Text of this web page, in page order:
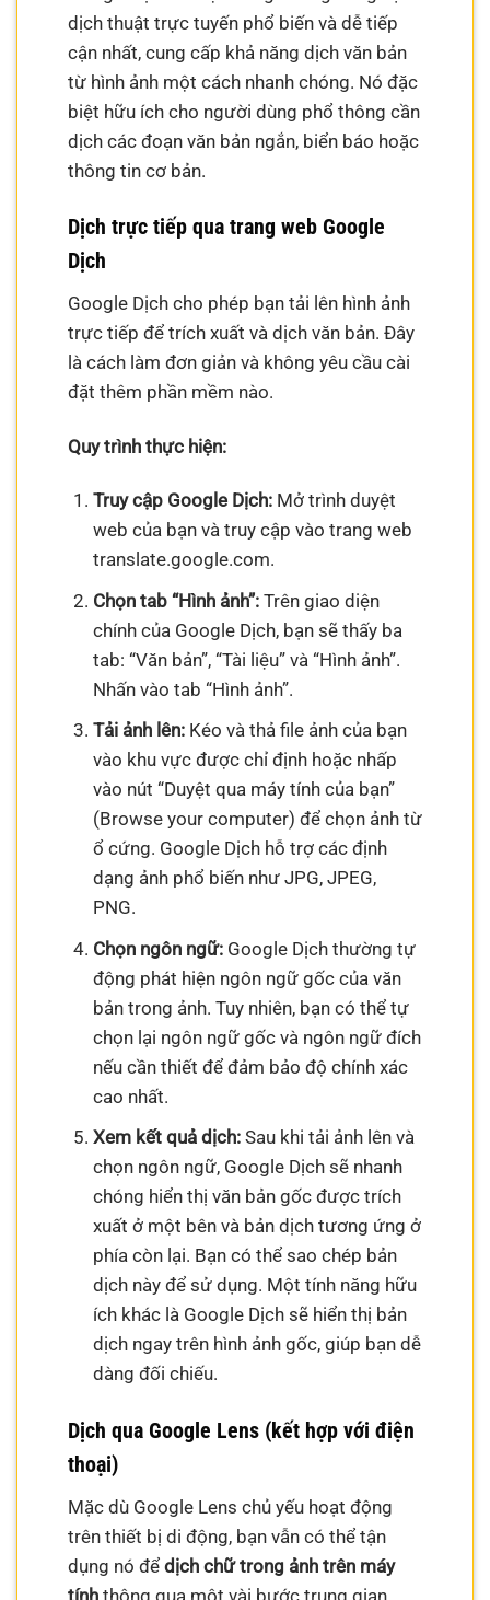
dịch thuật trực tuyến phổ biến và dễ tiếp
cận nhất, cung cấp khả năng dịch văn bản
từ hình ảnh một cách nhanh chóng. Nó đặc
biệt hữu ích cho người dùng phổ thông cần
dịch các đoạn văn bản ngắn, biển báo hoặc
thông tin cơ bản.
Dịch trực tiếp qua trang web Google
Dịch
Google Dịch cho phép bạn tải lên hình ảnh
trực tiếp để trích xuất và dịch văn bản. Đây
là cách làm đơn giản và không yêu cầu cài
đặt thêm phần mềm nào.
Quy trình thực hiện:
Truy cập Google Dịch:Mở trình duyệt
web của bạn và truy cập vào trang web
translate.google.com.
Chọn tab “Hình ảnh”:Trên giao diện
chính của Google Dịch, bạn sẽ thấy ba
tab: “Văn bản”, “Tài liệu” và “Hình ảnh”.
Nhấn vào tab “Hình ảnh”.
Tải ảnh lên:Kéo và thả file ảnh của bạn
vào khu vực được chỉ định hoặc nhấp
vào nút “Duyệt qua máy tính của bạn”
(Browse your computer) để chọn ảnh từ
ổ cứng. Google Dịch hỗ trợ các định
dạng ảnh phổ biến như JPG, JPEG,
PNG.
Chọn ngôn ngữ:Google Dịch thường tự
động phát hiện ngôn ngữ gốc của văn
bản trong ảnh. Tuy nhiên, bạn có thể tự
chọn lại ngôn ngữ gốc và ngôn ngữ đích
nếu cần thiết để đảm bảo độ chính xác
cao nhất.
Xem kết quả dịch:Sau khi tải ảnh lên và
chọn ngôn ngữ, Google Dịch sẽ nhanh
chóng hiển thị văn bản gốc được trích
xuất ở một bên và bản dịch tương ứng ở
phía còn lại. Bạn có thể sao chép bản
dịch này để sử dụng. Một tính năng hữu
ích khác là Google Dịch sẽ hiển thị bản
dịch ngay trên hình ảnh gốc, giúp bạn dễ
dàng đối chiếu.
Dịch qua Google Lens (kết hợp với điện
thoại)
Mặc dù Google Lens chủ yếu hoạt động
trên thiết bị di động, bạn vẫn có thể tận
dụng nó đểdịch chữ trong ảnh trên máy
tính thông qua một vài bước trung gian.